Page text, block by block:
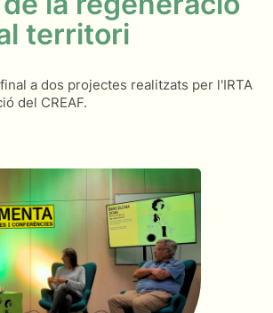
territori
a dos projectes realitzats per l'IRTA
del CREAF.